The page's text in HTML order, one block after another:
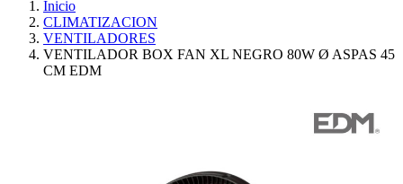
Inicio
CLIMATIZACION
VENTILADORES
VENTILADOR BOX FAN XL NEGRO 80W Ø ASPAS 45
CM EDM